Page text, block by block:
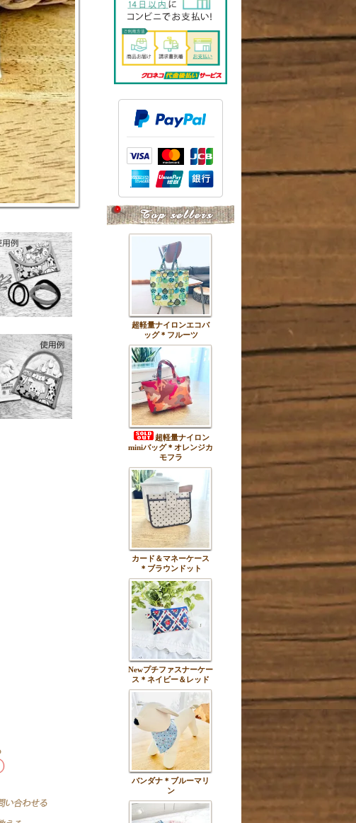
超軽量ナイロンエコバ
ッグ＊フルーツ
超軽量ナイロン
miniバッグ＊オレンジカ
モフラ
カード＆マネーケース
＊ブラウンドット
Newプチファスナーケー
ス＊ネイビー＆レッド
バンダナ＊ブルーマリ
ン